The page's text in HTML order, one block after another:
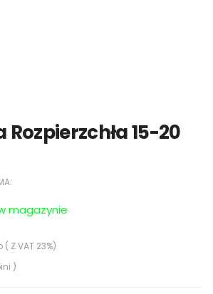
15-20
magazynie
Z VAT 23%)
)